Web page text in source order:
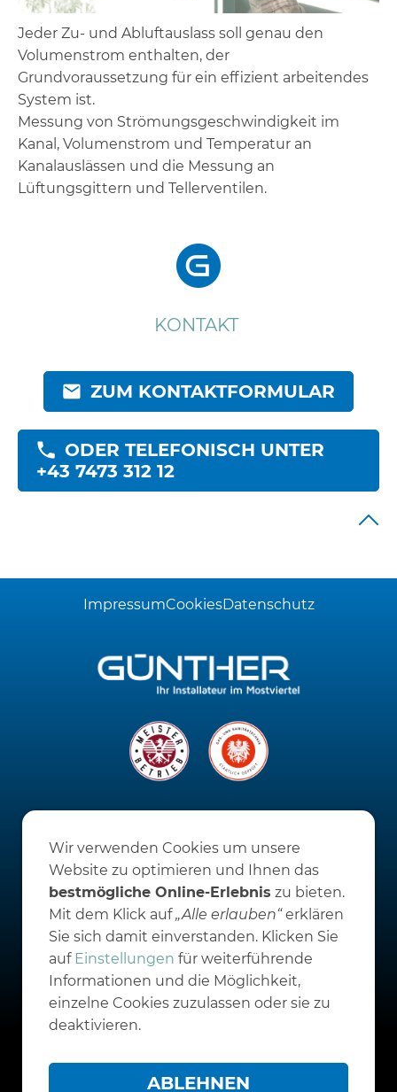
Jeder Zu- und Abluftauslass soll genau den
Volumenstrom enthalten, der
Grundvoraussetzung für ein effizient arbeitendes
System ist.
Messung von Strömungsgeschwindigkeit im
Kanal, Volumenstrom und Temperatur an
Kanalauslässen und die Messung an
Lüftungsgittern und Tellerventilen.
KONTAKT
ZUM KONTAKTFORMULAR
ODER TELEFONISCH UNTER
+43 7473 312 12
ImpressumCookiesDatenschutz
Schauraum 24/7
Firmengebäude
Aktuell
Firmengeschichte
Geschäftspartner
SERVICE
Erste Hilfe bei Störungen
Förderungen
Downloads
KARRIERE
Wir verwenden Cookies um unsere
Website zu optimieren und Ihnen das
bestmögliche Online-Erlebnis zu bieten.
Mit dem Klick auf„Alle erlauben“erklären
Sie sich damit einverstanden. Klicken Sie
auf Einstellungen für weiterführende
Informationen und die Möglichkeit,
einzelne Cookies zuzulassen oder sie zu
deaktivieren.
ABLEHNEN